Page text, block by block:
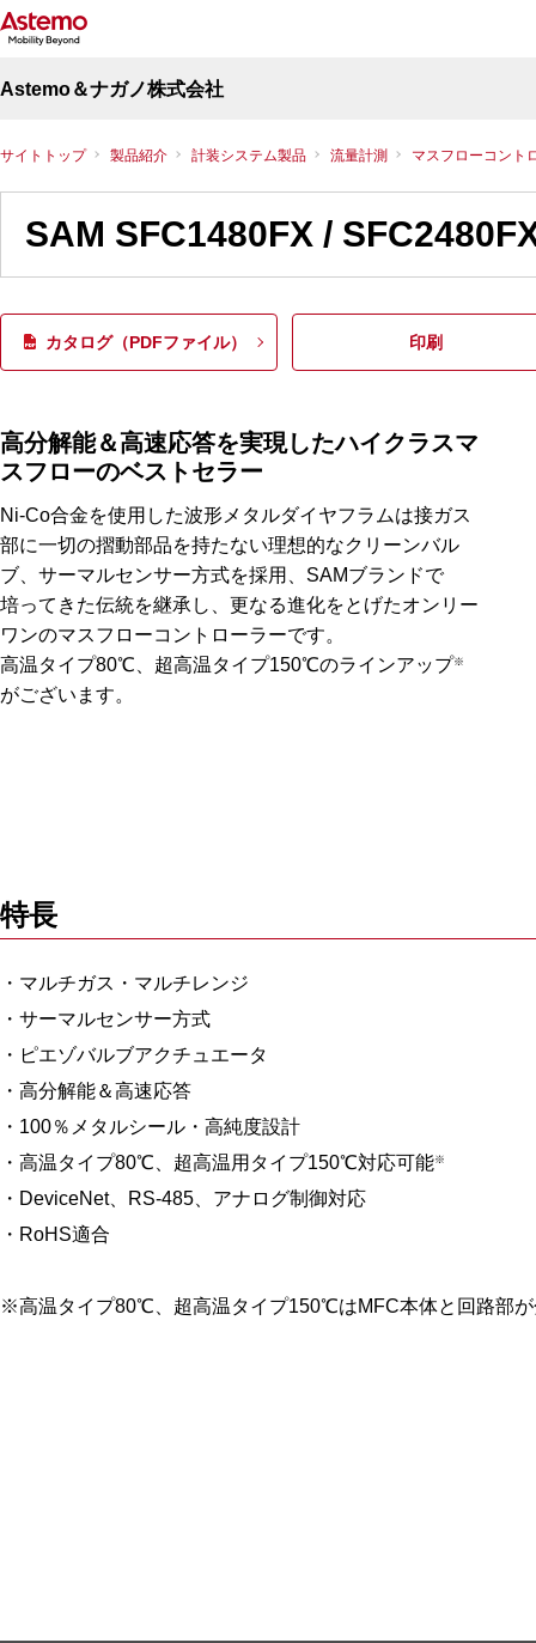
Astemo＆ナガノ株式会社
サイトトップ 製品紹介 計装システム製品 流量計測 マスフローコント
SAM SFC1480FX /
カタログ（PDFファイル） 印刷
高分解能＆高速応答を実現したハイクラスマ
スフローのベストセラー
Ni-Co合金を使用した波形メタルダイヤフラムは接ガス
部に一切の摺動部品を持たない理想的なクリーンバル
ブ、サーマルセンサー方式を採用、SAMブランドで
培ってきた伝統を継承し、更なる進化をとげたオンリー
ワンのマスフローコントローラーです。
高温タイプ80℃、超高温タイプ150℃のラインアップ※
がございます。
特長
マルチガス・マルチレンジ
サーマルセンサー方式
ピエゾバルブアクチュエータ
高分解能＆高速応答
100％メタルシール・高純度設計
高温タイプ80℃、超高温用タイプ150℃対応可能※
DeviceNet、RS-485、アナログ制御対応
RoHS適合
※高温タイプ80℃、超高温タイプ150℃はMFC本体と回路部が